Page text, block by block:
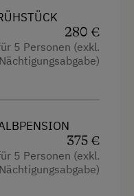
280 €
5 Personen (exkl.
375 €
5 Personen (exkl.